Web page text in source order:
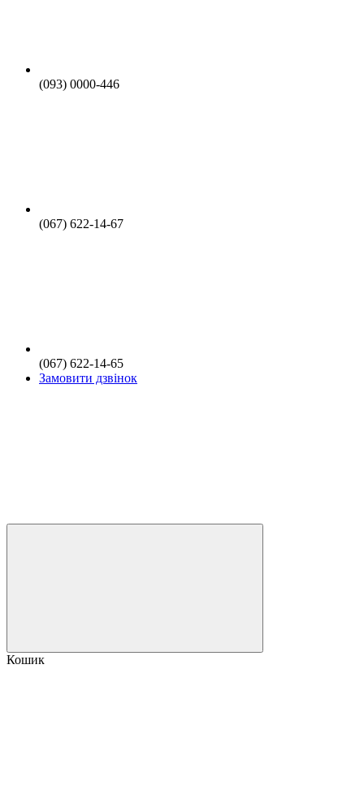
(093) 0000-446
(067) 622-14-67
(067) 622-14-65
Замовити дзвінок
Кошик